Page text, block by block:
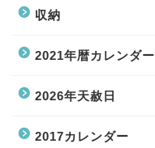
収納
2021年暦カレンダー
2026年天赦日
2017カレンダー